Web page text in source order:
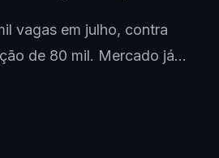
vagas em julho, contra
de 80 mil. Mercado já